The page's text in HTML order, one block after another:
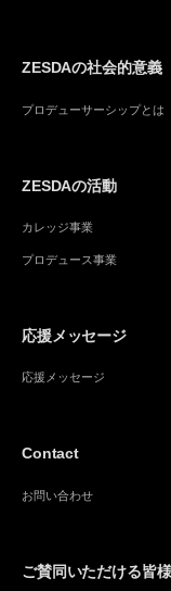
ZESDAの社会的意義
プロデューサーシップとは
ZESDAの活動
カレッジ事業
プロデュース事業
応援メッセージ
応援メッセージ
Contact
お問い合わせ
ご賛同いただける皆